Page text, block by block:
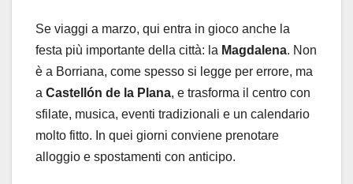
Se viaggi a marzo, qui entra in gioco anche la
festa più importante della città: la Magdalena. Non
è a Borriana, come spesso si legge per errore, ma
a Castellón de la Plana, e trasforma il centro con
sfilate, musica, eventi tradizionali e un calendario
molto fitto. In quei giorni conviene prenotare
alloggio e spostamenti con anticipo.